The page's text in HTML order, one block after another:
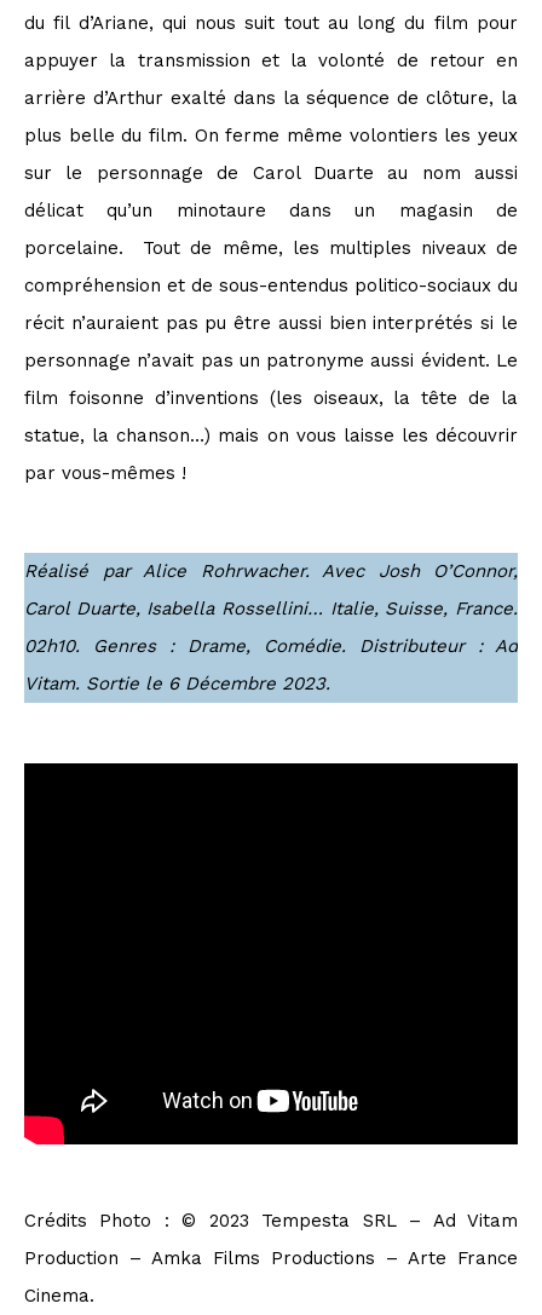
du fil d’Ariane, qui nous suit tout au long du film pour
appuyer la transmission et la volonté de retour en
arrière d’Arthur exalté dans la séquence de clôture, la
plus belle du film. On ferme même volontiers les yeux
sur le personnage de Carol Duarte au nom aussi
délicat qu’un minotaure dans un magasin de
porcelaine. Tout de même, les multiples niveaux de
compréhension et de sous-entendus politico-sociaux du
récit n’auraient pas pu être aussi bien interprétés si le
personnage n’avait pas un patronyme aussi évident. Le
film foisonne d’inventions (les oiseaux, la tête de la
statue, la chanson…) mais on vous laisse les découvrir
par vous-mêmes !
Réalisé par Alice Rohrwacher. Avec Josh O’Connor,
Carol Duarte, Isabella Rossellini… Italie, Suisse, France.
02h10. Genres : Drame, Comédie. Distributeur : Ad
Vitam. Sortie le 6 Décembre 2023.
Crédits Photo : © 2023 Tempesta SRL – Ad Vitam
Production – Amka Films Productions – Arte France
Cinema.